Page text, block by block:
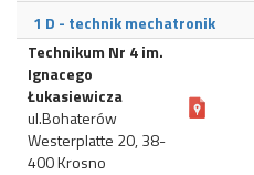
1 D - technik mechatronik
Technikum Nr 4 im.
Ignacego
Łukasiewicza
ul.Bohaterów
Westerplatte 20, 38-
400 Krosno